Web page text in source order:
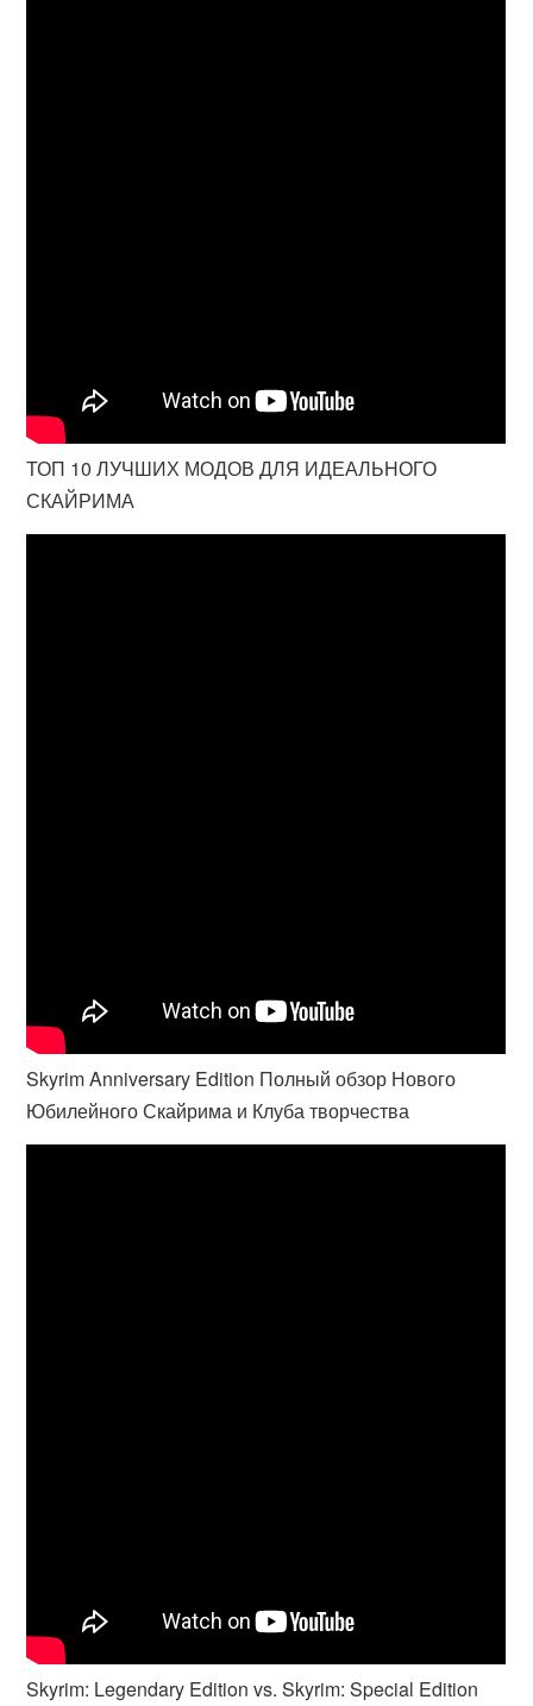
ТОП 10 ЛУЧШИХ МОДОВ ДЛЯ ИДЕАЛЬНОГО
СКАЙРИМА
Skyrim Anniversary Edition Полный обзор Нового
Юбилейного Скайрима и Клуба творчества
Skyrim: Legendary Edition vs. Skyrim: Special Edition